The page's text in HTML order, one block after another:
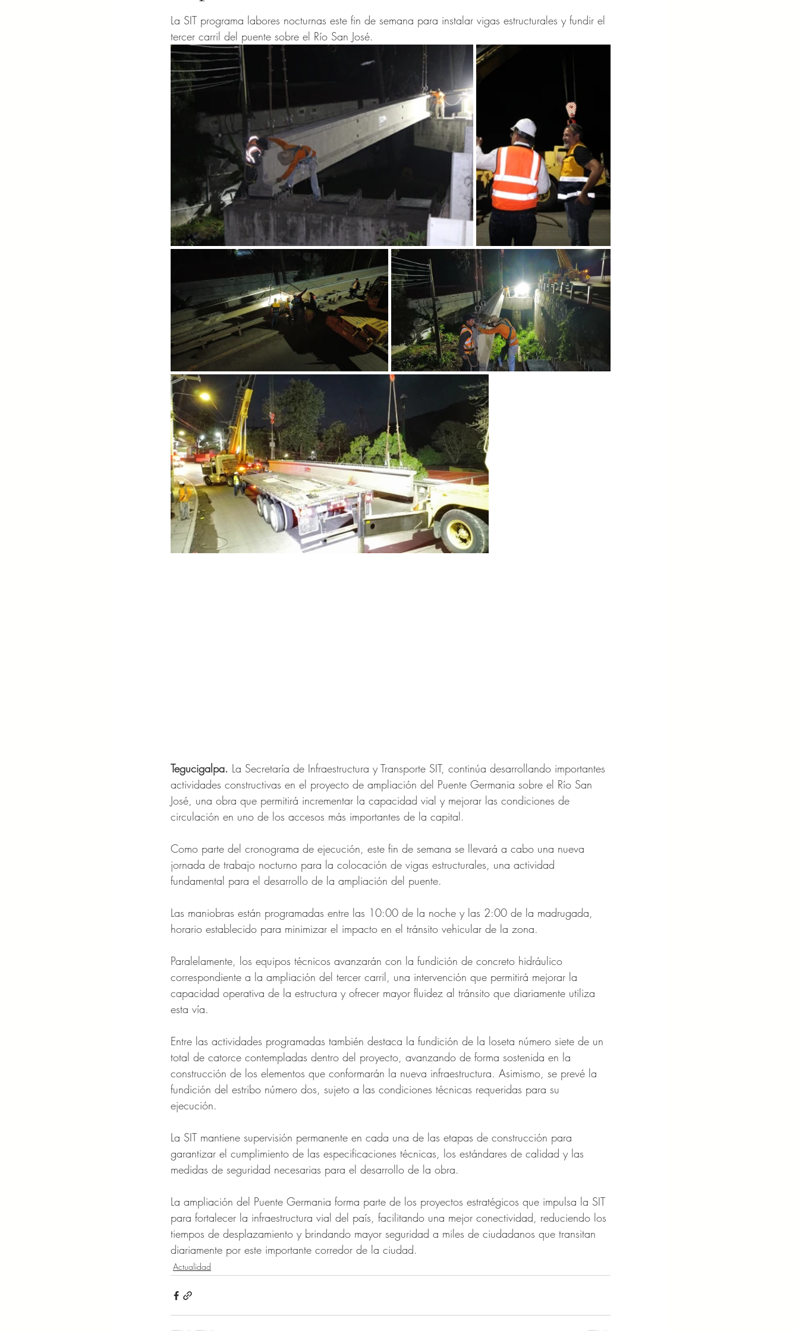
La SIT programa labores nocturnas este fin de semana para instalar vigas estructurales y fundir el
tercer carril del puente sobre el Río San José.
Tegucigalpa. La Secretaría de Infraestructura y Transporte SIT, continúa desarrollando importantes
actividades constructivas en el proyecto de ampliación del Puente Germania sobre el Río San
José, una obra que permitirá incrementar la capacidad vial y mejorar las condiciones de
circulación en uno de los accesos más importantes de la capital.
Como parte del cronograma de ejecución, este fin de semana se llevará a cabo una nueva
jornada de trabajo nocturno para la colocación de vigas estructurales, una actividad
fundamental para el desarrollo de la ampliación del puente.
Las maniobras están programadas entre las 10:00 de la noche y las 2:00 de la madrugada,
horario establecido para minimizar el impacto en el tránsito vehicular de la zona.
Paralelamente, los equipos técnicos avanzarán con la fundición de concreto hidráulico
correspondiente a la ampliación del tercer carril, una intervención que permitirá mejorar la
capacidad operativa de la estructura y ofrecer mayor fluidez al tránsito que diariamente utiliza
esta vía.
Entre las actividades programadas también destaca la fundición de la loseta número siete de un
total de catorce contempladas dentro del proyecto, avanzando de forma sostenida en la
construcción de los elementos que conformarán la nueva infraestructura. Asimismo, se prevé la
fundición del estribo número dos, sujeto a las condiciones técnicas requeridas para su
ejecución.
La SIT mantiene supervisión permanente en cada una de las etapas de construcción para
garantizar el cumplimiento de las especificaciones técnicas, los estándares de calidad y las
medidas de seguridad necesarias para el desarrollo de la obra.
La ampliación del Puente Germania forma parte de los proyectos estratégicos que impulsa la SIT
para fortalecer la infraestructura vial del país, facilitando una mejor conectividad, reduciendo los
tiempos de desplazamiento y brindando mayor seguridad a miles de ciudadanos que transitan
diariamente por este importante corredor de la ciudad.
Actualidad